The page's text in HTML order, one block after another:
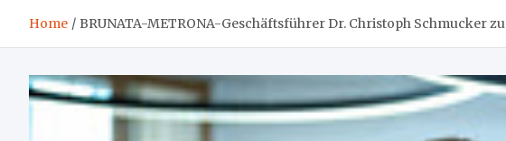
Home BRUNATA-METRONA-Geschäftsführer Dr. Christoph Schmucker